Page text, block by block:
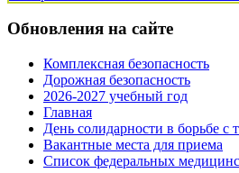
Обновления на сайте
Комплексная безопасность
Дорожная безопасность
2026-2027 учебный год
Главная
День солидарности в борьбе с
Вакантные места для приема
Список федеральных